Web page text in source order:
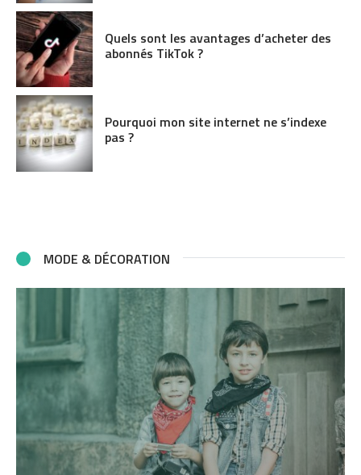
Quels sont les avantages d’acheter des
abonnés TikTok ?
Pourquoi mon site internet ne s’indexe
pas ?
MODE & DÉCORATION